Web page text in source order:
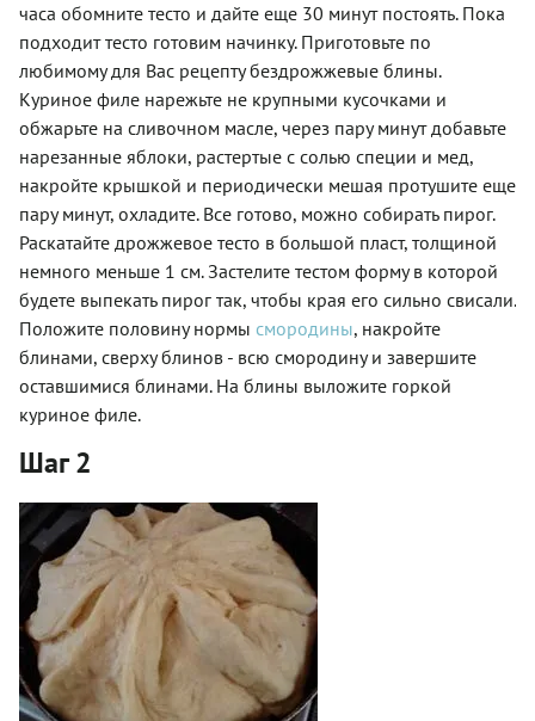
часа обомните тесто и дайте еще 30 минут постоять. Пока
подходит тесто готовим начинку. Приготовьте по
любимому для Вас рецепту бездрожжевые блины.
Куриное филе нарежьте не крупными кусочками и
обжарьте на сливочном масле, через пару минут добавьте
нарезанные яблоки, растертые с солью специи и мед,
накройте крышкой и периодически мешая протушите еще
пару минут, охладите. Все готово, можно собирать пирог.
Раскатайте дрожжевое тесто в большой пласт, толщиной
немного меньше 1 см. Застелите тестом форму в которой
будете выпекать пирог так, чтобы края его сильно свисали.
Положите половину нормы смородины, накройте
блинами, сверху блинов - всю смородину и завершите
оставшимися блинами. На блины выложите горкой
куриное филе.
Шаг 2